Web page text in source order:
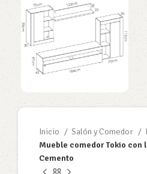
Inicio Salón y Comedor
Mueble comedor Tokio con
Cemento